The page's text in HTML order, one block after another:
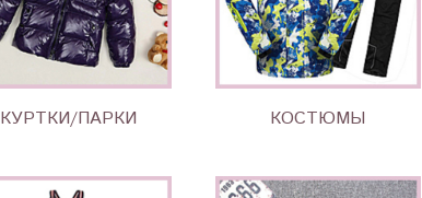
КУРТКИ/ПАРКИ КОСТЮМЫ